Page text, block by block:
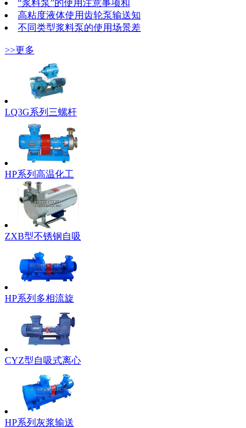
“浆料泵”的使用注意事项和
高粘度液体使用齿轮泵输送知
不同类型浆料泵的使用场景差
>>更多
LQ3G系列三螺杆
HP系列高温化工
ZXB型不锈钢自吸
HP系列多相流旋
CYZ型自吸式离心
HP系列灰浆输送